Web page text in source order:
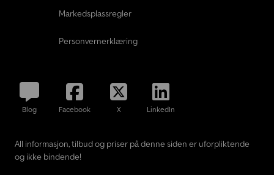
Markedsplassregler
Personvernerklæring
Blog Facebook X LinkedIn
All informasjon, tilbud og priser på denne siden er uforpliktende
og ikke bindende!